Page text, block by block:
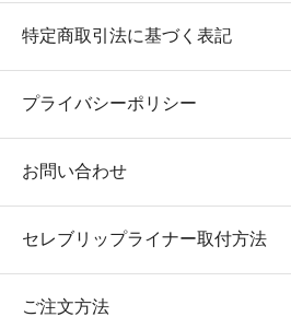
特定商取引法に基づく表記
プライバシーポリシー
お問い合わせ
セレブリップライナー取付方法
ご注文方法